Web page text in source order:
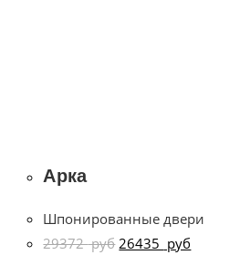
Арка
Шпонированные двери
29372руб 26435 руб